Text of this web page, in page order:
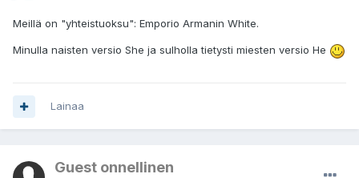
Meillä on "yhteistuoksu": Emporio Armanin White.
Minulla naisten versio She ja sulholla tietysti miesten versio He
Lainaa
Guest onnellinen